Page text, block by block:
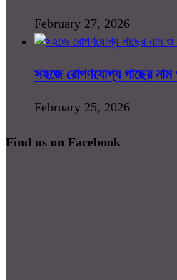
February 27, 2026
সহজে রোপণযোগ্য গাছের নাম
February 25, 2026
Find us on Facebook